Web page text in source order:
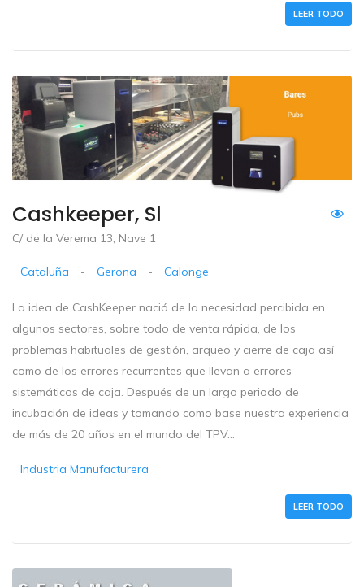
LEER TODO
Cashkeeper, Sl
C/ de la Verema 13, Nave 1
Cataluña - Gerona - Calonge
La idea de CashKeeper nació de la necesidad percibida en
algunos sectores, sobre todo de venta rápida, de los
problemas habituales de gestión, arqueo y cierre de caja así
como de los errores recurrentes que llevan a errores
sistemáticos de caja. Después de un largo periodo de
incubación de ideas y tomando como base nuestra experiencia
de más de 20 años en el mundo del TPV...
Industria Manufacturera
LEER TODO